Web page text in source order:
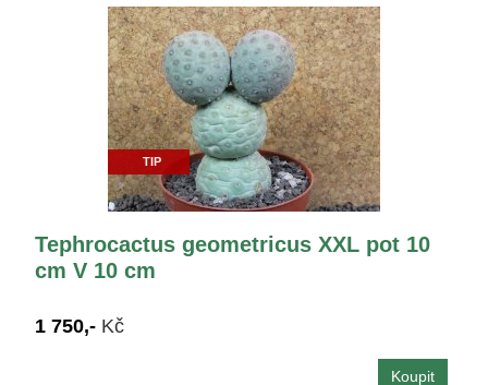
TIP
Tephrocactus geometricus XXL pot 10
cm V 10 cm
1 750,- Kč